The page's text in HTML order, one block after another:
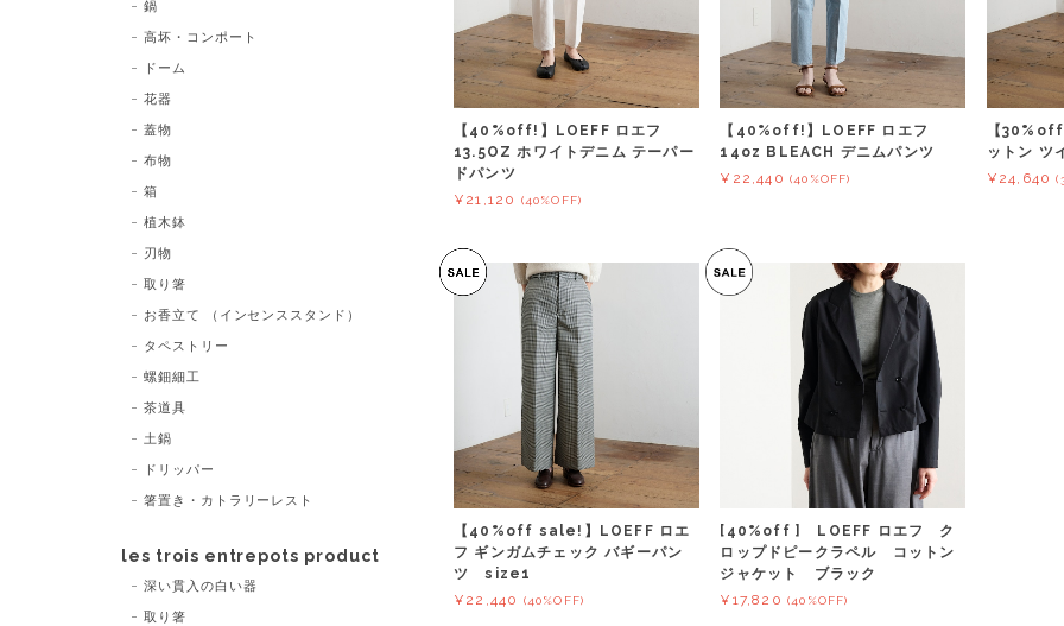
【40%off!】LOEFF ロエフ
13.5OZ ホワイトデニム テーパー
ドパンツ
¥21,120
(40%OFF)
【40%off!】LOEFF ロエフ
14oz BLEACH デニムパンツ
¥22,440 (40%OFF)
【
ットン ツ
¥24,640
【40%off sale!】LOEFF ロエ
フ ギンガムチェック バギーパン
ツ size1
¥22,440
(40%OFF)
[40%off ] LOEFF ロエフ ク
ロップドピークラペル コットン
ジャケット ブラック
¥17,820 (40%OFF)
鍋
高坏・コンポート
ドーム
花器
蓋物
布物
箱
植木鉢
刃物
取り箸
お香立て （インセンススタンド）
タペストリー
螺鈿細工
茶道具
土鍋
ドリッパー
箸置き・カトラリーレスト
les trois entrepots product
深い貫入の白い器
取り箸